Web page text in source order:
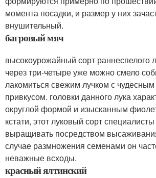
момента посадки, и размер у них
внушительный.
багровый мяч
высокоурожайный сорт раннеспелого
через три-четыре уже можно смело
лакомиться свежим лучком с
привкусом. головки данного лука
округлой формой и изысканным
кстати, этот луковый сорт
выращивать посредством
случае размножения семенами он
неважные всходы.
красный ялтинский